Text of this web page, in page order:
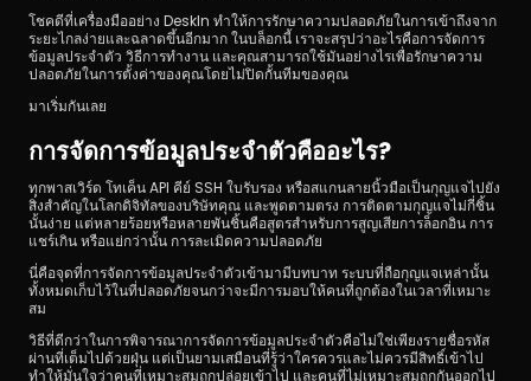
โชคดีที่เครื่องมืออย่าง DeskIn ทำให้การรักษาความปลอดภัยในการเข้าถึงจาก
ระยะไกลง่ายและฉลาดขึ้นอีกมาก ในบล็อกนี้ เราจะสรุปว่าอะไรคือการจัดการ
ข้อมูลประจำตัว วิธีการทำงาน และคุณสามารถใช้มันอย่างไรเพื่อรักษาความ
ปลอดภัยในการตั้งค่าของคุณโดยไม่ปิดกั้นทีมของคุณ
มาเริ่มกันเลย
การจัดการข้อมูลประจำตัวคืออะไร?
ทุกพาสเวิร์ด โทเค็น API คีย์ SSH ใบรับรอง หรือสแกนลายนิ้วมือเป็นกุญแจไปยัง
สิ่งสำคัญในโลกดิจิทัลของบริษัทคุณ และพูดตามตรง การติดตามกุญแจไม่กี่ชิ้น
นั้นง่าย แต่หลายร้อยหรือหลายพันชิ้นคือสูตรสำหรับการสูญเสียการล็อกอิน การ
แชร์เกิน หรือแย่กว่านั้น การละเมิดความปลอดภัย
นี่คือจุดที่การจัดการข้อมูลประจำตัวเข้ามามีบทบาท ระบบที่ถือกุญแจเหล่านั้น
ทั้งหมดเก็บไว้ในที่ปลอดภัยจนกว่าจะมีการมอบให้คนที่ถูกต้องในเวลาที่เหมาะ
สม
วิธีที่ดีกว่าในการพิจารณาการจัดการข้อมูลประจำตัวคือไม่ใช่เพียงรายชื่อรหัส
ผ่านที่เต็มไปด้วยฝุ่น แต่เป็นยามเสมือนที่รู้ว่าใครควรและไม่ควรมีสิทธิ์เข้าไป
ทำให้มั่นใจว่าคนที่เหมาะสมถูกปล่อยเข้าไป และคนที่ไม่เหมาะสมถูกกันออกไป